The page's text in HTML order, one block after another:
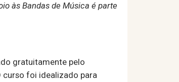
às Bandas de Música é parte
gratuitamente pelo
curso foi idealizado para